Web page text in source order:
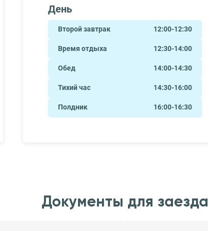
День
Второй завтрак 12:00-12:30
Время отдыха 12:30-14:00
Обед 14:00-14:30
Тихий час 14:30-16:00
Полдник 16:00-16:30
Документы для заезда